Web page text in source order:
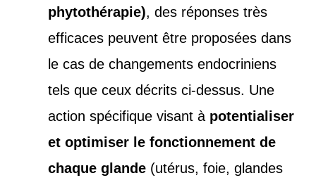
phytothérapie), des réponses très
efficaces peuvent être proposées dans
le cas de changements endocriniens
tels que ceux décrits ci-dessus. Une
action spécifique visant à potentialiser
et optimiser le fonctionnement de
chaque glande (utérus, foie, glandes